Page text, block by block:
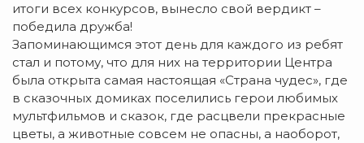
итоги всех конкурсов, вынесло свой вердикт –
победила дружба!
Запоминающимся этот день для каждого из ребят
стал и потому, что для них на территории Центра
была открыта самая настоящая «Страна чудес», где
в сказочных домиках поселились герои любимых
мультфильмов и сказок, где расцвели прекрасные
цветы, а животные совсем не опасны, а наоборот,